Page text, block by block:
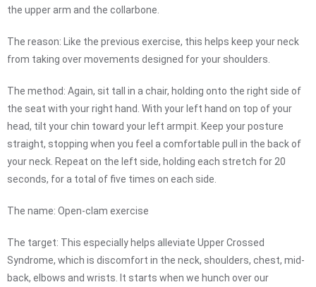
the upper arm and the collarbone.
The reason: Like the previous exercise, this helps keep your neck
from taking over movements designed for your shoulders.
The method: Again, sit tall in a chair, holding onto the right side of
the seat with your right hand. With your left hand on top of your
head, tilt your chin toward your left armpit. Keep your posture
straight, stopping when you feel a comfortable pull in the back of
your neck. Repeat on the left side, holding each stretch for 20
seconds, for a total of five times on each side.
The name: Open-clam exercise
The target: This especially helps alleviate Upper Crossed
Syndrome, which is discomfort in the neck, shoulders, chest, mid-
back, elbows and wrists. It starts when we hunch over our